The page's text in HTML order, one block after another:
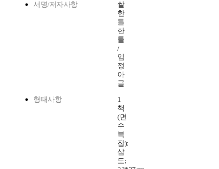
서명/저자사항
쌀
한
톨
한
톨
/
임
정
아
글
형태사항
1
책
(면
수
복
잡):
삽
도;